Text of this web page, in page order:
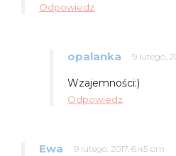
Odpowiedz
opalanka 9 lutego,
Wzajemności:)
Odpowiedz
Ewa 9 lutego, 2017, 6:45 pm